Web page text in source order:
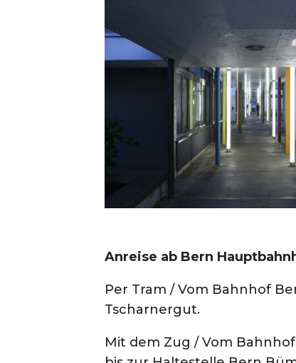
Anreise ab Bern
Per Tram / Vom Bahnhof
Tscharnergut.
Mit dem Zug / Vom